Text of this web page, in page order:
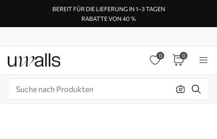
BEREIT FÜR DIE LIEFERUNG IN 1–3 TAGEN
RABATTE VON 40 %
0 0